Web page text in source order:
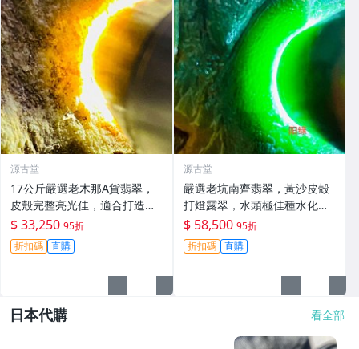
源古堂
17公斤嚴選老木那A貨翡翠，
皮殼完整亮光佳，適合打造精
品手鐲#翡翠 #老木那 #A貨翡
翠
$ 33,250 95折
折扣碼 直購
源古堂
嚴選老坑南齊翡翠，黃沙皮殻
打燈露翠，水頭極佳種水化
開，形體端正壓手感強，起貨
率高色辣色陽 滿色滿綠 直接收
藏 翡翠 翡翠玉石 A貨翡翠
$ 58,500 95折
折扣碼 直購
日本代購 看全部